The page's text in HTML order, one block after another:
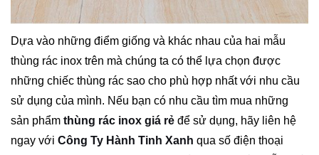
Dựa vào những điểm giống và khác nhau của hai mẫu
thùng rác inox trên mà chúng ta có thể lựa chọn được
những chiếc thùng rác sao cho phù hợp nhất với nhu cầu
sử dụng của mình. Nếu bạn có nhu cầu tìm mua những
sản phẩm thùng rác inox giá rẻ để sử dụng, hãy liên hệ
ngay với Công Ty Hành Tinh Xanh qua số điện thoại